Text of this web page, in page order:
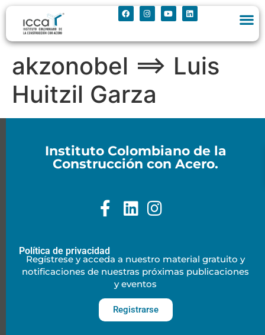
akzonobel ==> Luis
Huitzil Garza
Instituto Colombiano de la
Construcción con Acero.
Política de privacidad
Regístrese y acceda a nuestro material gratuito y
notificaciones de nuestras próximas publicaciones
y eventos
Registrarse